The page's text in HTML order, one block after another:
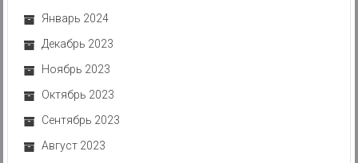
Январь 2024
Декабрь 2023
Ноябрь 2023
Октябрь 2023
Сентябрь 2023
Август 2023